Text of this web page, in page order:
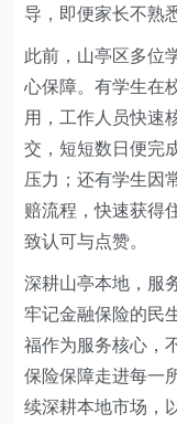
导，即便家长不熟
此前，山亭区多位
心保障。有学生在
用，工作人员快速
交，短短数日便完
压力；还有学生因
赔流程，快速获得
致认可与点赞。
深耕山亭本地，服
牢记金融保险的民
福作为服务核心，
保险保障走进每一
续深耕本地市场，